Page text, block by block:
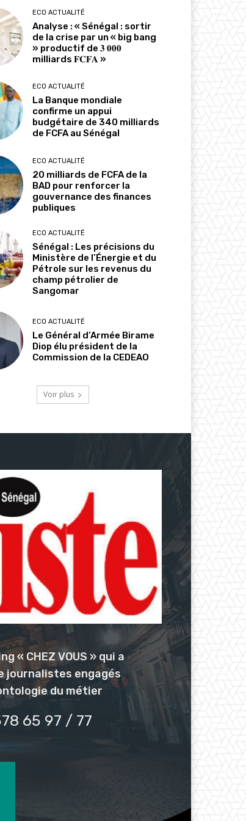
ECO ACTUALITÉ
Analyse : « Sénégal : sortir
de la crise par un « big bang
» productif de 𝟑 𝟎𝟎𝟎
milliards 𝐅𝐂𝐅𝐀 »
ECO ACTUALITÉ
La Banque mondiale
confirme un appui
budgétaire de 340 milliards
de FCFA au Sénégal
ECO ACTUALITÉ
20 milliards de FCFA de la
BAD pour renforcer la
gouvernance des finances
publiques
ECO ACTUALITÉ
Sénégal : Les précisions du
Ministère de l’Énergie et du
Pétrole sur les revenus du
champ pétrolier de
Sangomar
ECO ACTUALITÉ
Le Général d’Armée Birame
Diop élu président de la
Commission de la CEDEAO
Voir plus
« CHEZ VOUS » qui a
journalistes engagés
du métier
65 97 / 77